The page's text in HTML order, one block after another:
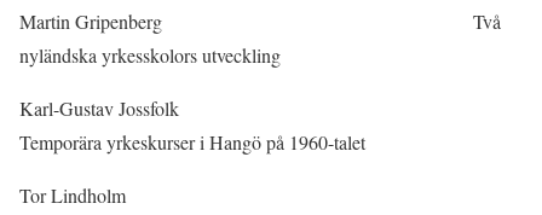
Martin Gripenberg Två
nyländska yrkesskolors utveckling
Karl-Gustav Jossfolk
Temporära yrkeskurser i Hangö på 1960-talet
Tor Lindholm